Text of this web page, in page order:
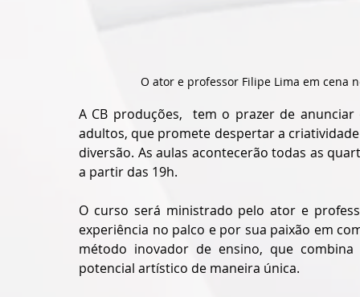
O ator e professor Filipe Lima em cena
A CB produções,  tem o prazer de
adultos, que promete despertar a
diversão. As aulas acontecerão todas as
a partir das 19h.
O curso será ministrado pelo ator e
experiência no palco e por sua paixão em
método inovador de ensino, que
potencial artístico de maneira única.